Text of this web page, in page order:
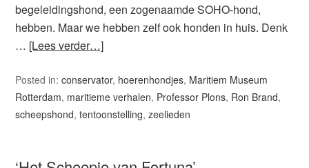
begeleidingshond, een zogenaamde SOHO-hond,
hebben. Maar we hebben zelf ook honden in huis. Denk
… [Lees verder…]
Posted in:conservator, hoerenhondjes, Maritiem Museum
Rotterdam, maritieme verhalen, Professor Plons, Ron Brand,
scheepshond,tentoonstelling,zeelieden